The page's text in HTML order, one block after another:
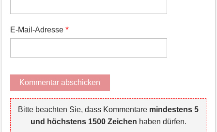
E-Mail-Adresse *
Bitte beachten Sie, dass Kommentare mindestens 5
und höchstens 1500 Zeichen haben dürfen.